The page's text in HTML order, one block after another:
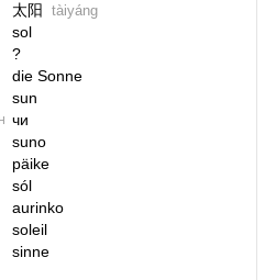
太阳 tàiyáng
sol
?
die Sonne
sun
чи
suno
päike
sól
aurinko
soleil
sinne